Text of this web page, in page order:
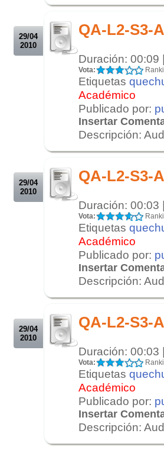
29/04
2010
QA-L2-S3-
Duración: 00:09
Vota:
Etiquetas
Académico
Publicado por:
Insertar
Descripción:
29/04
2010
QA-L2-S3-
Duración: 00:03
Vota:
Etiquetas
Académico
Publicado por:
Insertar
Descripción:
29/04
2010
QA-L2-S3-
Duración: 00:03
Vota:
Etiquetas
Académico
Publicado por:
Insertar
Descripción: